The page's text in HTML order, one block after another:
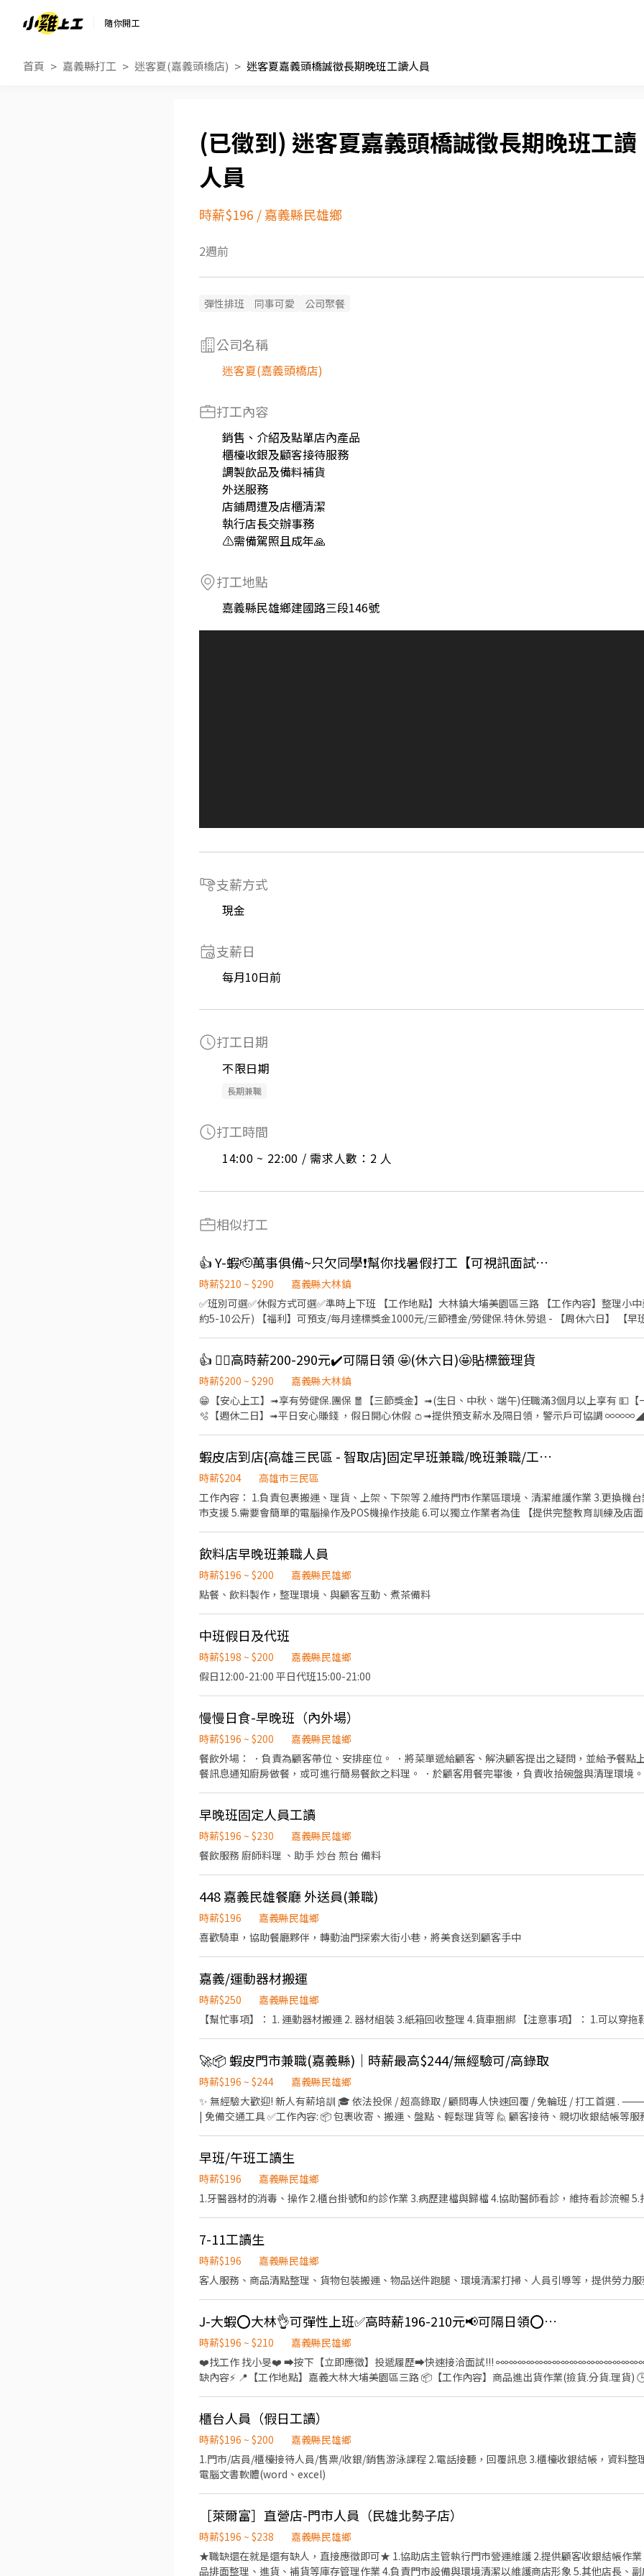
隨你開工
首頁 嘉義縣打工 迷客夏(嘉義頭橋店) 迷客夏嘉義頭橋誠徵長期晚班工讀人員
迷客夏嘉義頭橋誠徵長期晚班工讀
人員
時薪$196 /嘉義縣民雄鄉
2週前
彈性排班 同事可愛 公司聚餐
公司名稱
迷客夏(嘉義頭橋店)
打工內容
銷售、介紹及點單店內產品
櫃檯收銀及顧客接待服務
調製飲品及備料補貨
外送服務
店鋪周遭及店櫃清潔
執行店長交辦事務
⚠️需備駕照且成年🙏
打工地點
嘉義縣民雄鄉建國路三段146號
支薪方式
現金
支薪日
每月10日前
打工日期
不限日期
長期兼職
打工時間
14:00 ~ 22:00 / 需求人數：2 人
相似打工
👍 Y-蝦🫡萬事俱備~只欠同學❗幫你找暑假打工【可視訊面試】時薪最高290元
時薪$210 ~ $290
嘉義縣大林鎮
✅班別可選✅休假方式可選✅準時上下班 【工作地點】大林鎮大埔美園區三路 【工作內容】整理小
約5-10公斤) 【福利】可預支/每月達標獎金1000元/三節禮金/勞健保.特休.勞退 - 【周休六日】 【
元【$220元/時】 - 【月排休8天】 【早班】➡️09:00-18:00➡️時薪200+08月檔期津貼+15元【$215
00:30➡️時薪205+08月檔期津貼+45元【$250元/時】 【夜班】➡️00:00-09:00➡️時薪215+08月檔期
【晚八】➡️20:00-24:00➡️時薪200+08月檔期津貼+30元【$230元/時】 - 💖請先按 【 我 要 應 徵 】
╔~~♥~~♥~~⭐️【 應徵方式 】⭐️~~♥~~♥~~╗ ↓↓找嘉嘉 工作攏低嘉↓↓ ☎️連絡電話
嘉嘉 ➡️火速找嘉嘉 https://lin.ee/Y30dLdb ╚~~♥~~♥~~⭐️【 快速找工作 】⭐️~~♥~~♥~~╝
👍 👌🏻高時薪200-290元✔️可隔日領 🤩(休六日)🤩貼標籤理貨
時薪$200 ~ $290
嘉義縣大林鎮
😁【安心上工】➟享有勞健保.團保 🧧【三節獎金】➟(生日、中秋、端午)任職滿3個月以上享有 💵
🫧【週休二日】➟平日安心賺錢 ，假日開心休假 👛➟提供預支薪水及隔日領，警示戶可協調 ∞∞∞◢┃職缺介紹┃◣∞∞∞ 📍
15元/時 ⭐長期晚班:15:30~00:30，休息一小時，時薪205元，檔期津貼45元/時 ⭐長期大夜班
215元，檔期津貼75元/時 ⭐長期晚八:20:00~00:00，時薪200元，檔期津貼30元/時 📆周休制 ⭐長期早班(休六日):09:00-18:00，
休息一小時，時薪200/時，檔期津貼10元/時 ⭐長期晚班(休六日):15:30~00:30，休息一小時，時薪
長期大夜班(休六日):00:00~09:00，休息一小時，時薪210/時，檔期津貼65元/時 ⭐長期晚八(休日一
檔期津貼20元/時 ⭐檔期津貼需上滿該班別時數方可領取 ∞∞∞◢┃詢問預約┃◣∞∞∞ ✅服務專員➠文文小姐 ✅手機➠0932-
733-893 ✅L.I.N.E.➠@826jcnfy(要加@唷) ✅【快速加入】➠https://lin.ee/RDrxb6W
蝦皮店到店{高雄三民區 - 智取店}固定早班兼職/晚班兼職/工讀人員/謝絕短期
時薪$204
高雄市三民區
工作內容： 1.負責包裹搬運、理貨、上架、下架等 2.維持門市作業區環境、清潔維護作業 3.更換機
市支援 5.需要會簡單的電腦操作及POS機操作技能 6.可以獨立作業者為佳 【提供完整教育訓練及店
07:00~13:30 晚班 - 17:30~23:30 早班排班時段:0700-1200/0730-1230/0800-1300/0830-1330 早班彈性排班07:00~08:30間可
到班2-5小時 晚班彈性排班17:30~18:30間可到班2-6小時 會依門市貨量及人力評估來安排時數，因
近期加班較為常態，視門市營運狀況會有半小時至1小時的加班需求 門市職缺如下: 三民北平 - 智取店 高雄市三民區北平二街106
之1號1樓 三民大順 - 智取店 高雄市三民區大順二路612號1、2、3樓 三民孝順 - 智取店 高雄市三民
智取店 高雄市三民區瀋陽街111之3號1樓 三民義華 - 智取店 高雄市三民區義華路167號1樓 三民裕
路119號1、2樓 三民鼎山 - 智取店 高雄市三民區鼎山街361號1樓
飲料店早晚班兼職人員
時薪$196 ~ $200
嘉義縣民雄鄉
點餐、飲料製作，整理環境、與顧客互動、煮茶備料
中班假日及代班
時薪$198 ~ $200
嘉義縣民雄鄉
假日12:00-21:00 平日代班15:00-21:00
慢慢日食-早晚班（內外場）
時薪$196 ~ $200
嘉義縣民雄鄉
餐飲外場： ．負責為顧客帶位、安排座位。 ．將菜單遞給顧客、解決顧客提出之疑問，並給予餐點
餐訊息通知廚房做餐，或可進行簡易餐飲之料理。 ．於顧客用餐完畢後，負責收拾碗盤與清理環境
早晚班固定人員工讀
時薪$196 ~ $230
嘉義縣民雄鄉
餐飲服務 廚師料理 、助手 炒台 煎台 備料
448 嘉義民雄餐廳 外送員(兼職)
時薪$196
嘉義縣民雄鄉
喜歡騎車，協助餐廳夥伴，轉動油門探索大街小巷，將美食送到顧客手中
嘉義/運動器材搬運
時薪$250
嘉義縣民雄鄉
【幫忙事項】： 1. 運動器材搬運 2. 器材組裝 3.紙箱回收整理 4.
🚀📦 蝦皮門市兼職(嘉義縣)｜時薪最高$244/無經驗可/高錄取
時薪$196 ~ $244
嘉義縣民雄鄉
✨ 無經驗大歡迎! 新人有薪培訓 🎓 依法投保 / 超高錄取 / 顧問專人快速回覆 / 免輪班 / 打工首選
| 免備交通工具 ✅工作內容: 📦 包裹收寄、搬運、盤點、輕鬆理貨等 🙋 顧客接待、親切收銀結帳等
📦 包裹收寄、搬運、盤點、理貨上架等 🧹 門市作業區環境與清潔維護 🔄 配合店到店內容調整與支
援 (早晚班 10 公里內, 夜班 16 公里內) 🕒工作時間: ▸ 早班: 07:00~08:30-13:30 (配合 2-5 小時依照貨
17:30/18:30-23:30 (配合 2-5 小時依照貨量彈性排班) ▸ 夜班: 23:30-03:30 (配合 2-4 小時依照貨量彈
週給班 3-5 天, 假日配合主管排班 💰薪資 (含津貼加給): ▸ 早班 $204 ▸ 晚班 $224 ▸ 夜班 $244 ⸻ ✅
他區域也歡迎直接私訊詢問! 🔥 搶手熱缺異動極快, 優質好缺錯過就沒有了! . ⸻【應徵方式】⸻
點下方 "立即應徵", 顧問線上馬上回覆安排面試! 或搜尋官方帳號: @922vyxod (一定要加 @ 喔) 加入
早班/午班工讀生
時薪$196
嘉義縣民雄鄉
1.牙醫器材的消毒、操作 2.櫃台掛號和約診作業 3.病歷建檔與歸檔 4.協助醫師看診，維持看診流暢
7-11工讀生
時薪$196
嘉義縣民雄鄉
客人服務、商品清點整理、貨物包裝搬運、物品送件跑腿、環境清潔打掃、人員引導等，提供勞力
J-大蝦⭕大林👌可彈性上班✅高時薪196-210元📢可隔日領⭕多種時段
時薪$196 ~ $210
嘉義縣民雄鄉
❤️‍找工作 找小旻❤️‍ ➡按下【立即應徵】投遞履歷➡快速接洽面試!!!
缺內容⚡ 📍【工作地點】嘉義大林大埔美園區三路 📦【工作內容】商品進出貨作業(撿貨.分貨.理貨) 🕒【工作時間、薪資】 🔹五
00:00-09:00💰時薪:210元 🎁【福利】 🎉不定時檔期津貼 🎉可申請預支或隔日領 ✨ෆෆෆෆෆෆ📞應徵看這裡📞ෆෆෆෆෆෆ✨ ❤️‍服務專
員:小旻 ❤️‍加賴詢問:搜尋帳號@547qfznf（記得加＠） ❤️‍點擊加入:https://lin.ee/TuSzLpe (加入後
櫃台人員（假日工讀）
時薪$196 ~ $200
嘉義縣民雄鄉
1.門市/店員/櫃檯接待人員/售票/收銀/銷售游泳課程 2.電話接聽，回覆訊息 3.櫃檯收銀結帳，資料整
電腦文書軟體(word、excel)
［萊爾富］直營店-門市人員（民雄北勢子店）
時薪$196 ~ $238
嘉義縣民雄鄉
★職缺還在就是還有缺人，直接應徵即可★ 1.協助店主管執行門市營運維護 2.提供顧客收銀結帳作
品排面整理、進貨、補貨等庫存管理作業 4.負責門市設備與環境清潔以維護商店形象 5.其他店長、